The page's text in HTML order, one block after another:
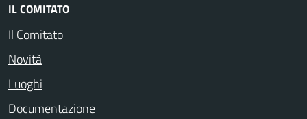
IL COMITATO
Il Comitato
Novità
Luoghi
Documentazione